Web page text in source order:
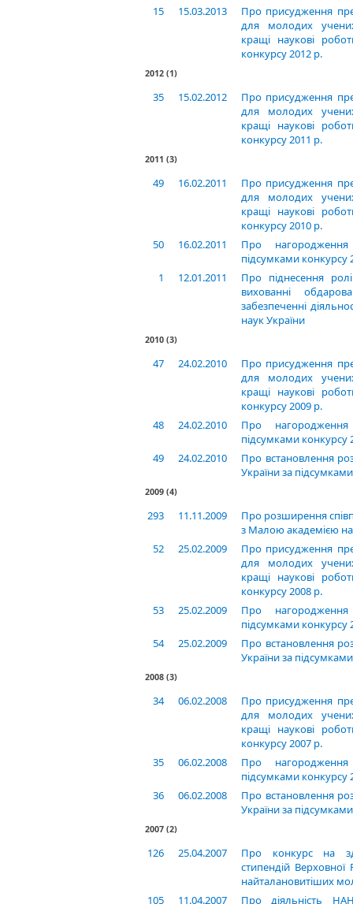
15
15.03.2013
Про присудження
для молодих
кращі наукові
конкурсу 2012 р.
2012 (1)
35 15.02.2012
Про присудження
для молодих
кращі наукові
конкурсу 2011 р.
2011 (3)
49 16.02.2011
Про присудження
для молодих
кращі наукові
конкурсу 2010 р.
50
16.02.2011
Про
підсумками конкурсу
1
12.01.2011
Про піднесення
вихованні
забезпеченні
наук України
2010 (3)
47 24.02.2010
Про присудження
для молодих
кращі наукові
конкурсу 2009 р.
48
24.02.2010
Про
підсумками конкурсу
49
24.02.2010
Про встановлення
України за
2009 (4)
293 11.11.2009
Про розширення
з Малою академією
52
25.02.2009
Про присудження
для молодих
кращі наукові
конкурсу 2008 р.
53
25.02.2009
Про
підсумками конкурсу
54
25.02.2009
Про встановлення
України за
2008 (3)
34 06.02.2008
Про присудження
для молодих
кращі наукові
конкурсу 2007 р.
35
06.02.2008
Про
підсумками конкурсу
36
06.02.2008
Про встановлення
України за
2007 (2)
126 25.04.2007
Про конкурс на
стипендій
найталановитіших
105
11.04.2007 Про діяльність